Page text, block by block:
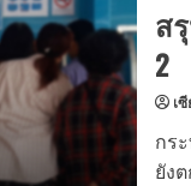
ส
2
เ
กร
ยัง